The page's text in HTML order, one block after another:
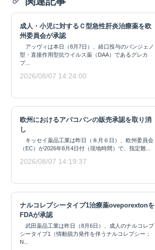
成人・小児に対するＣ型急性肝炎治療薬を欧
州委員会が承認
アッヴィは本日（8月7日）、経口投与のパンジェノ
型・直接作用型抗ウイルス薬（DAA）であるグレカ
プ...
2026/08/07 14:24:00
欧州におけるアバコパンの販売承認を取り消
し
キッセイ薬品工業は昨日（８月６日）、欧州委員会
（EC）が2026年8月4日付（現地時間）で、指定難...
2026/08/07 14:19:37
ナルコレプシータイプ1治療薬oveporextonを
FDAが承認
武田薬品工業は昨日（8月6日）、成人のナルコレプ
シータイプ1（情動脱力発作を伴うナルコレプシー；
N...